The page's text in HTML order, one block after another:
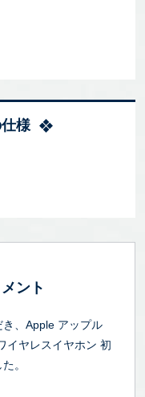
様
ント
、Apple アップル
イヤレスイヤホン 初
。